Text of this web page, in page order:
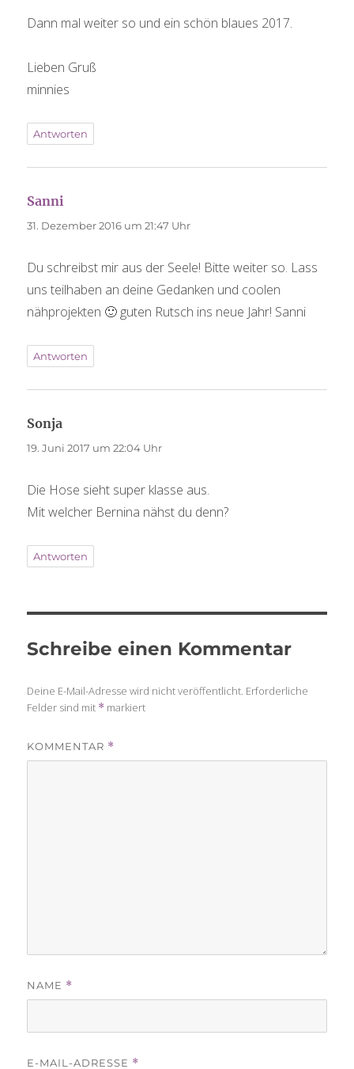
Dann mal weiter so und ein schön blaues 2017.
Lieben Gruß
minnies
Antworten
Sanni
31. Dezember 2016 um 21:47 Uhr
Du schreibst mir aus der Seele! Bitte weiter so. Lass
uns teilhaben an deine Gedanken und coolen
nähprojekten 🙂 guten Rutsch ins neue Jahr! Sanni
Antworten
Sonja
19. Juni 2017 um 22:04 Uhr
Die Hose sieht super klasse aus.
Mit welcher Bernina nähst du denn?
Antworten
Schreibe einen Kommentar
Deine E-Mail-Adresse wird nicht veröffentlicht. Erforderliche
Felder sind mit * markiert
KOMMENTAR *
NAME *
E-MAIL-ADRESSE *